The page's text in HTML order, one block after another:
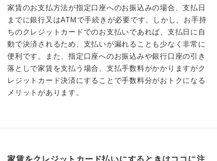
家賃のお支払方法が指定口座へのお振込みの場合、支払日
までに銀行又はATMで手続きが必要です。しかし、お手持
ちのクレジットカードでのお支払いであれば、支払日に自
動で決済されるため、支払いが漏れることも少なく非常に
便利です。また、指定口座へのお振込みや銀行口座の引き
落としで家賃を支払う場合、支払手数料がかかりますがク
レジットカード決済にすることで手数料分がおトクになる
メリットがあります。
家賃をクレジットカード払いにするときはココに注